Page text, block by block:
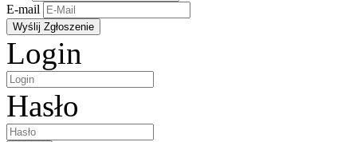
E-mail
Login
Hasło